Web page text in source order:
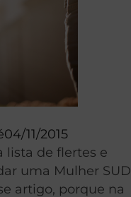
04/11/2015
lista de flertes e
uma Mulher SUD
artigo, porque na